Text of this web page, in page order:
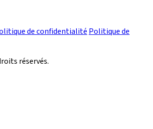
de confidentialité Politique de
réservés.